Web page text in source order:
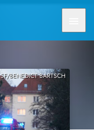
SF/BENEDICT BARTSCH